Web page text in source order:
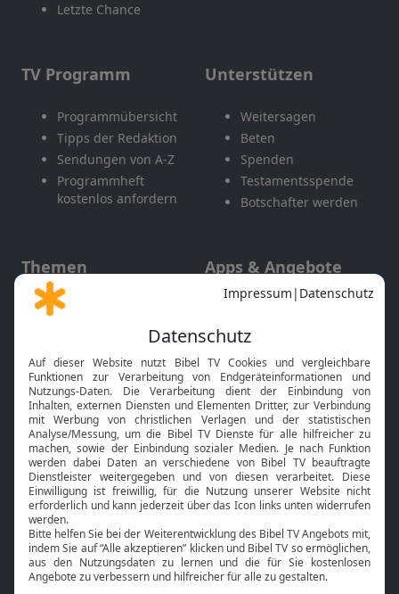
Letzte Chance
TV Programm
Programmübersicht
Tipps der Redaktion
Sendungen von A-Z
Programmheft
kostenlos anfordern
Unterstützen
Weitersagen
Beten
Spenden
Testamentsspende
Botschafter werden
Themen
Gott und Bibel erklärt
Neuigkeiten
Apps & Angebote
Mobile App
Smart TV
HbbTV
Bibelthek Online-Bibel
Nächster Gottesdienst
Bibel TV
Über uns
Jobs
Service
Kontakt
TV-Empfang